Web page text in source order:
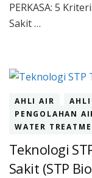
PERKASA: 5
Sakit …
AHLI AIR AHLI
PENGOLAHAN
WATER
Teknologi
Sakit (STP